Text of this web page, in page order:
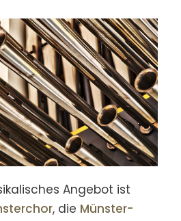
Ange­bot ist
, die Münster­